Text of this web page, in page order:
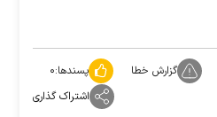
گزارش خطا پسندها:۰
اشتراک گذاری